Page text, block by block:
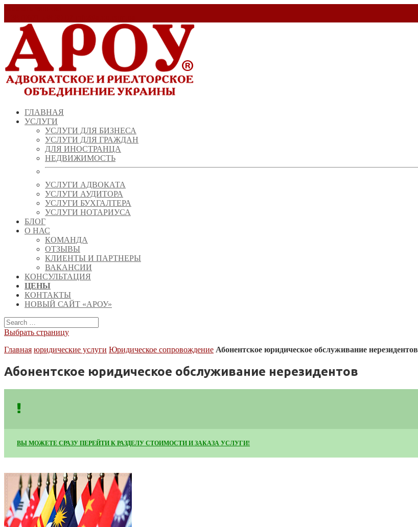
ГЛАВНАЯ
УСЛУГИ
УСЛУГИ ДЛЯ БИЗНЕСА
УСЛУГИ ДЛЯ ГРАЖДАН
ДЛЯ ИНОСТРАНЦА
НЕДВИЖИМОСТЬ
УСЛУГИ АДВОКАТА
УСЛУГИ АУДИТОРА
УСЛУГИ БУХГАЛТЕРА
УСЛУГИ НОТАРИУСА
БЛОГ
О НАС
КОМАНДА
ОТЗЫВЫ
КЛИЕНТЫ И ПАРТНЕРЫ
ВАКАНСИИ
КОНСУЛЬТАЦИЯ
ЦЕНЫ
КОНТАКТЫ
НОВЫЙ САЙТ «АРОУ»
Выбрать страницу
Главная юридические услуги Юридическое сопровождение Абонентское юридическое обслуживание нерезидентов
Абонентское юридическое обслуживание нерезидентов
ВЫ МОЖЕТЕ СРАЗУ ПЕРЕЙТИ К РАЗДЕЛУ СТОИМОСТИ И ЗАКАЗА УСЛУГИ!